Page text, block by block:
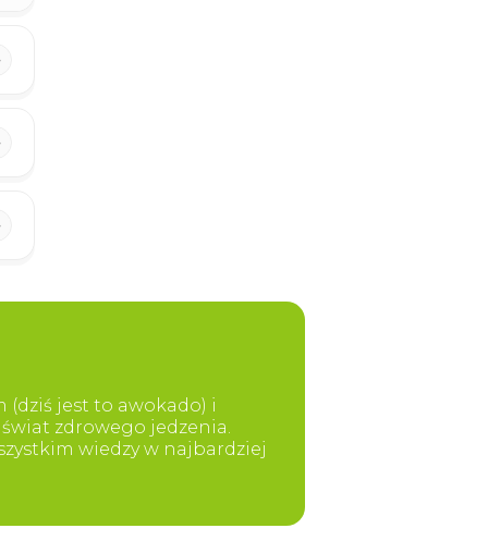
(dziś jest to awokado) i
zdrowego jedzenia.
wiedzy w najbardziej